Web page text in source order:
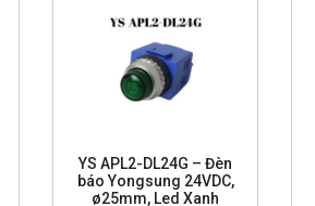
YS APL2-DL24G – Đèn
báo Yongsung 24VDC,
ø25mm, Led Xanh